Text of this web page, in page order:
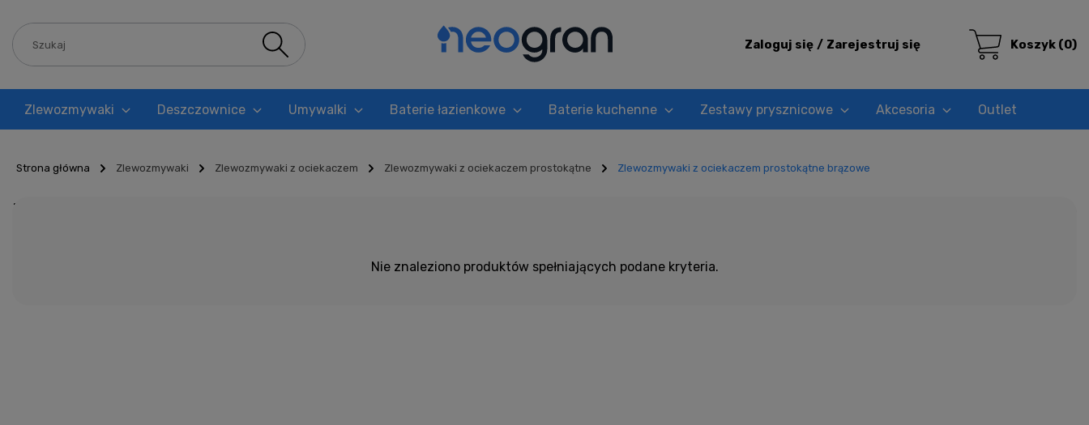
Zaloguj się Zarejestruj się Koszyk (0)
Zlewozmywaki Deszczownice Umywalki Baterie łazienkowe Baterie kuchenne Zestawy prysznicowe Akcesoria Outlet
Strona główna Zlewozmywaki Zlewozmywaki z ociekaczem Zlewozmywaki z ociekaczem prostokątne Zlewozmywaki z ociekaczem prostokątne brązowe
Zlewozmywaki z ociekaczem prostokątne brązowe
Nie znaleziono produktów spełniających podane kryteria.